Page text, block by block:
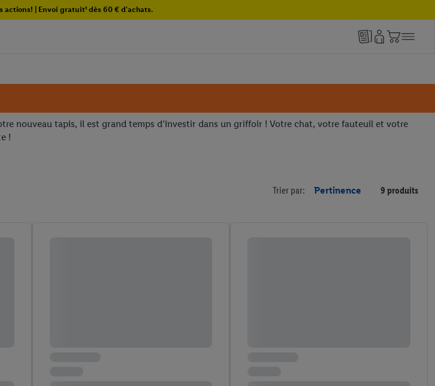
actions! | Envoi gratuit¹ dès 60 € d'achats.
nouveau tapis, il est grand temps d’investir dans un griffoir ! Votre chat, votre fauteuil et votre
!
Trier par: Pertinence 9 produits